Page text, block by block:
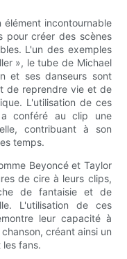
incontournable
pour créer des scènes
L'un des exemples
», le tube de Michael
et ses danseurs sont
de reprendre vie et de
L'utilisation de ces
conféré au clip une
contribuant à son
temps.
Beyoncé et Taylor
de cire à leurs clips,
de fantaisie et de
L'utilisation de ces
leur capacité à
créant ainsi un
fans.